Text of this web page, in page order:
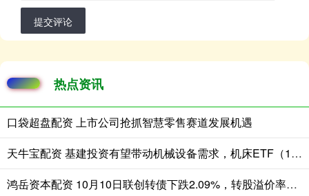
提交评论
热点资讯
口袋超盘配资 上市公司抢抓智慧零售赛道发展机遇
天牛宝配资 基建投资有望带动机械设备需求，机床ETF（159663）涨1.15%
鸿岳资本配资 10月10日联创转债下跌2.09%，转股溢价率31.99%